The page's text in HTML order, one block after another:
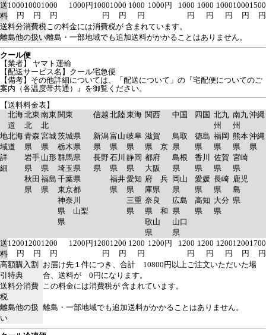
送
料
1000
円
1000
円
1000
円
1000円 1000
円
1000
円
1000
円
1000円
1000
円
1000
円
1000
円
1000
円
1500
円
送料分消費税この料金には消費税が 含まれています。
離島他の扱い離島・一部地域でも追加送料がかかることはありません。
クール便
【業者】 ヤマト運輸
【配送サービス名】クール宅急便
【備考】その他詳細については、「配送について」の『宅配便についてのご
案内（各温度帯共通）』を御覧ください。
【送料料金表】
北海
道
北東
北
南東
北
関東 信越 北陸東海 関西 中国 四国 北九
州
南九
州
沖縄
地
域
詳
細
北海
道
青森
県
岩手
県
秋田
県
宮城
県
山形
県
福島
県
茨城県
栃木県
群馬県
埼玉県
千葉県
東京都
神奈川
県 山梨
県
新潟
県
長野
県
富山
県
石川
県
福井
県
岐阜
県
静岡
県
愛知
県
三重
県
滋賀
県 京
都府
大阪
府 兵
庫県
奈良
県 和
歌山
県
鳥取
県
島根
県
岡山
県
広島
県
山口
県
徳島
県
香川
県
愛媛
県
高知
県
福岡
県
佐賀
県
長崎
県
大分
県
熊本
県
宮崎
県
鹿児
島
県
沖縄
県
送
料
1200
円
1200
円
1200
円
1200円 1200
円
1200
円
1200
円
1200円
1200
円
1200
円
1200
円
1200
円
1700
円
高額購入割
引特典
お届け先１件につき、合計 10800円以上ご注文いただいた場
合、送料が 0円になります。
送料分消費
税
この料金には消費税が 含まれています。
離島他の扱
い
離島・一部地域でも追加送料がかかることはありません。